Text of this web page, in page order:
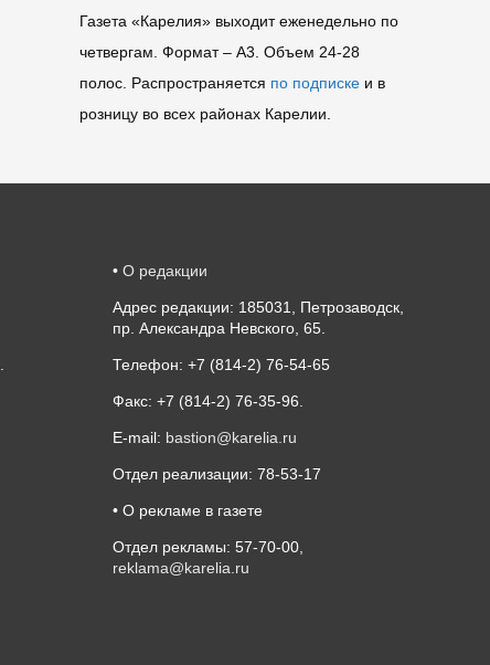
Газета «Карелия» выходит еженедельно по
четвергам. Формат – A3. Объем 24-28
полос. Распространяется по подписке и в
розницу во всех районах Карелии.
• О редакции
Адрес редакции: 185031, Петрозаводск,
пр. Александра Невского, 65.
Телефон: +7 (814-2) 76-54-65
Факс: +7 (814-2) 76-35-96.
E-mail: bastion@karelia.ru
Отдел реализации: 78-53-17
• О рекламе в газете
Отдел рекламы: 57-70-00,
reklama@karelia.ru